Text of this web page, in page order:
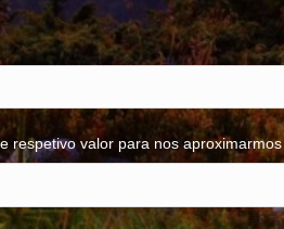
respetivo valor para nos